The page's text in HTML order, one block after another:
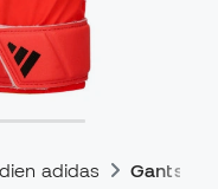
adidas Gants de